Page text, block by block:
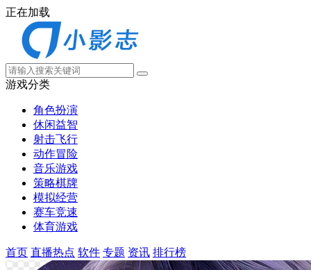
正在加载
游戏分类
角色扮演
休闲益智
射击飞行
动作冒险
音乐游戏
策略棋牌
模拟经营
赛车竞速
体育游戏
首页 直播热点 软件 专题 资讯 排行榜